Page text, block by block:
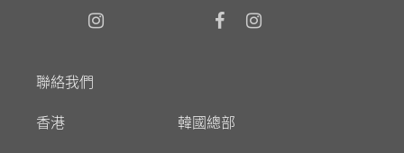
聯絡我們
香港
韓國總部